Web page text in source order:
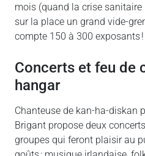
mois (quand la crise sanitaire
sur la place un grand vide-
compte 150 à 300 exposants !
Concerts et feu de
hangar
Chanteuse de kan-ha-diskan
Brigant propose deux
groupes qui feront plaisir au